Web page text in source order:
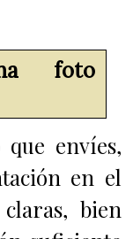
foto
envíes,
en el
bien